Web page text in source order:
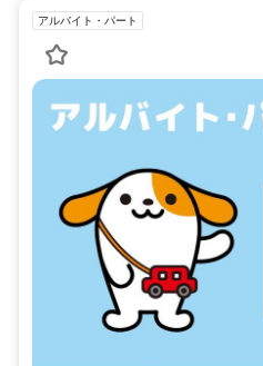
アルバイト・パート